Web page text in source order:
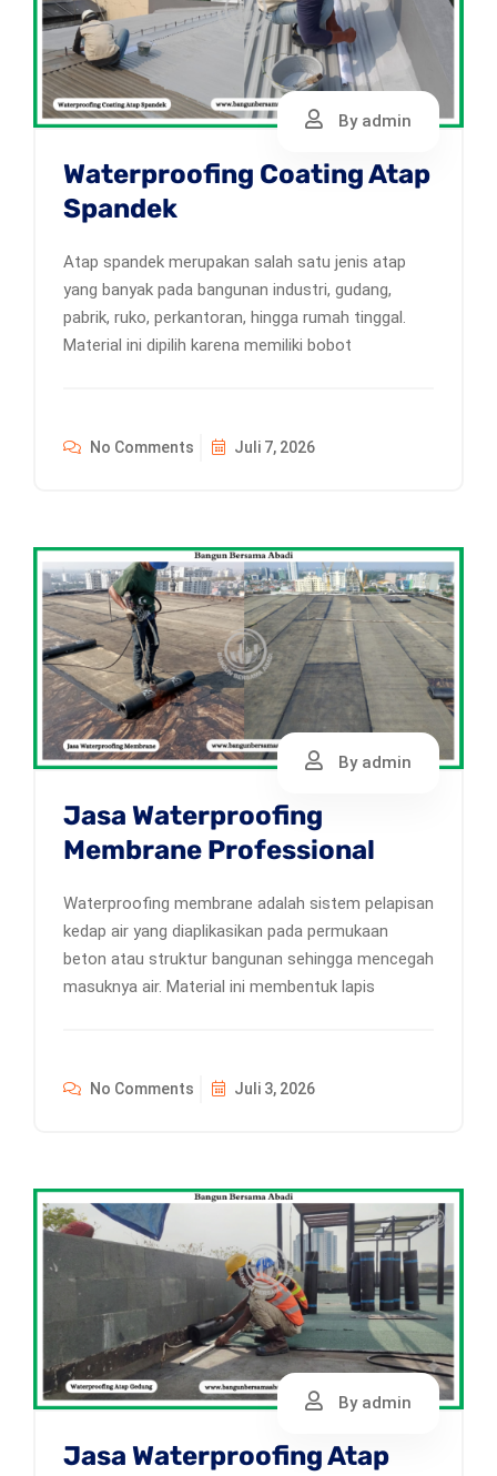
By admin
Waterproofing Coating Atap
Spandek
Atap spandek merupakan salah satu jenis atap
yang banyak pada bangunan industri, gudang,
pabrik, ruko, perkantoran, hingga rumah tinggal.
Material ini dipilih karena memiliki bobot
No Comments Juli 7, 2026
By admin
Jasa Waterproofing
Membrane Professional
Waterproofing membrane adalah sistem pelapisan
kedap air yang diaplikasikan pada permukaan
beton atau struktur bangunan sehingga mencegah
masuknya air. Material ini membentuk lapis
No Comments Juli 3, 2026
By admin
Jasa Waterproofing Atap